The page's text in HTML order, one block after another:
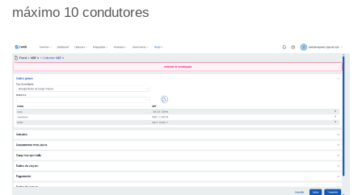
máximo 10 condutores